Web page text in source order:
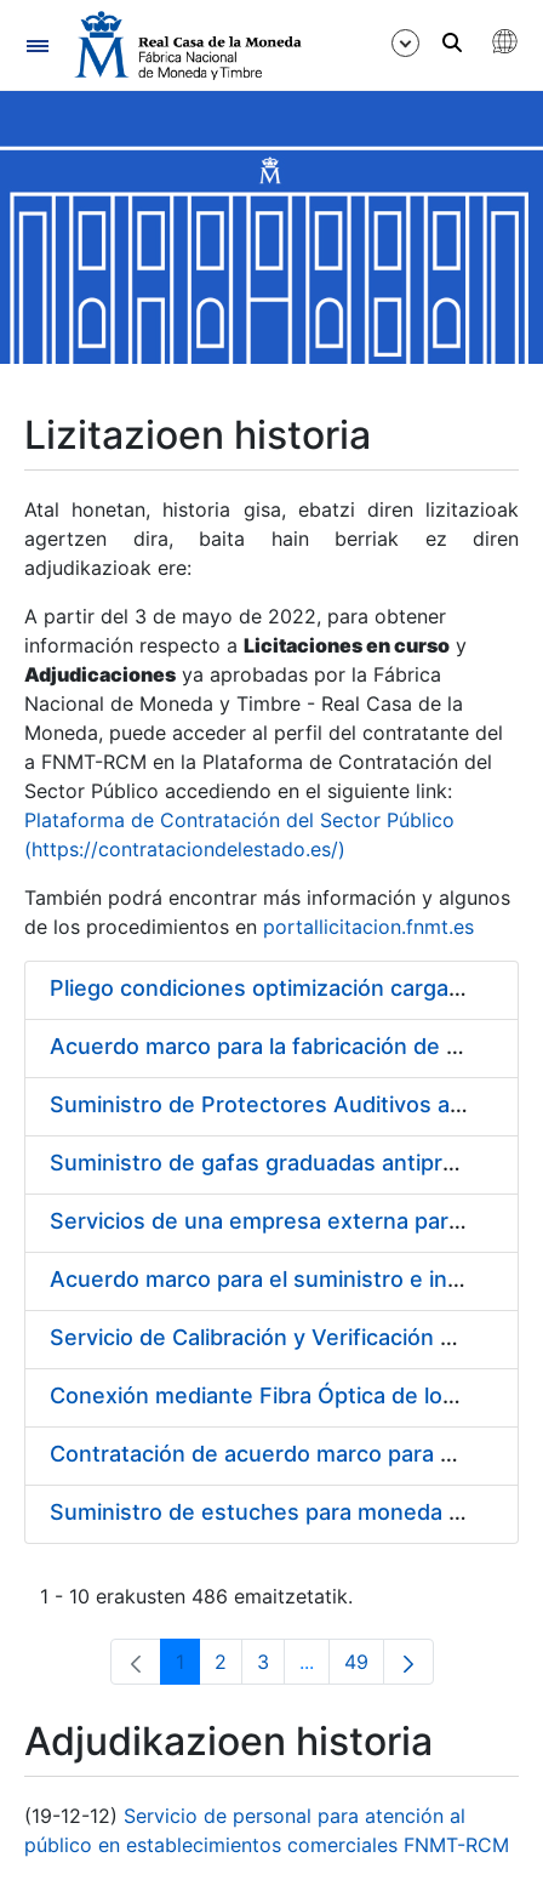
Nabigazioa
Erakutsi/Ezkutatu
Erakutsi/Ezkutatu
Erakutsi/Ezkutatu
Erakutsi/Ezkutatu
Erakutsi/Ezkutatu
Erakutsi/Ezkutatu
Erakutsi/Ezkutatu
Erakutsi/Ezkutatu
Lizitazioen historia
Atal honetan, historia gisa, ebatzi diren lizitazioak
agertzen dira, baita hain berriak ez diren
adjudikazioak ere:
A partir del 3 de mayo de 2022, para obtener
información respecto a Licitaciones en curso y
Adjudicaciones ya aprobadas por la Fábrica
Nacional de Moneda y Timbre - Real Casa de la
Moneda, puede acceder al perfil del contratante del
a FNMT-RCM en la Plataforma de Contratación del
Sector Público accediendo en el siguiente link:
Plataforma de Contratación del Sector Público
(https://contrataciondelestado.es/)
También podrá encontrar más información y algunos
de los procedimientos en portallicitacion.fnmt.es
Pliego condiciones optimización cargas compras firmado
Acuerdo marco para la fabricación de piezas
Suministro de Protectores Auditivos a medida para las personas trabajadoras de los Centros de Trabajo de Madrid y Burgos
Suministro de gafas graduadas antiproyecciones para los trabajadores de la FNMT-RCM en los centros de trabajo de Madrid y Burgos
Servicios de una empresa externa para el asesoramiento y resolución de los recursos de alzada que se presentan relacionados con procesos de selección para la FNMT-RCM
Acuerdo marco para el suministro e instalación de persianas, estores y otros complementos
Servicio de Calibración y Verificación Externa de los Equipos de Medición del Servicio de Prevención de la FNMT-RCM
Conexión mediante Fibra Óptica de los Centros de Proceso de Datos (CPDs) de las sedes de la FNMT-RCM de Burgos y Madrid
Contratación de acuerdo marco para el Suministro de Material de Electricidad para la Fábrica Nacional de Moneda y Timbre-Real Casa de la Moneda en su centro de trabajo de Burgos
Suministro de estuches para moneda de 30 €
1 - 10 erakusten 486 emaitzetatik.
Orrialdea
1 Orrialdea
2 Orrialdea
3 ...Intermediate Pages Use
Orrialdea
49
Adjudikazioen historia
(19-12-12) Servicio de personal para atención al
público en establecimientos comerciales FNMT-RCM